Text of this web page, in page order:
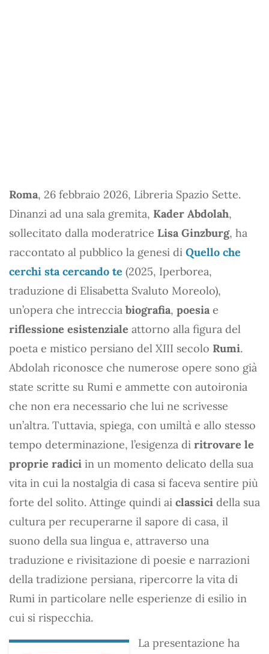
Roma, 26 febbraio 2026, Libreria Spazio Sette.
Dinanzi ad una sala gremita, Kader Abdolah,
sollecitato dalla moderatrice Lisa Ginzburg, ha
raccontato al pubblico la genesi di Quello che
cerchi sta cercando te (2025, Iperborea,
traduzione di Elisabetta Svaluto Moreolo),
un’opera che intreccia biografia, poesia e
riflessione esistenziale attorno alla figura del
poeta e mistico persiano del XIII secolo Rumi.
Abdolah riconosce che numerose opere sono già
state scritte su Rumi e ammette con autoironia
che non era necessario che lui ne scrivesse
un’altra. Tuttavia, spiega, con umiltà e allo stesso
tempo determinazione, l’esigenza di ritrovare le
proprie radici in un momento delicato della sua
vita in cui la nostalgia di casa si faceva sentire più
forte del solito. Attinge quindi ai classici della sua
cultura per recuperarne il sapore di casa, il
suono della sua lingua e, attraverso una
traduzione e rivisitazione di poesie e narrazioni
della tradizione persiana, ripercorre la vita di
Rumi in particolare nelle esperienze di esilio in
cui si rispecchia.
La presentazione ha